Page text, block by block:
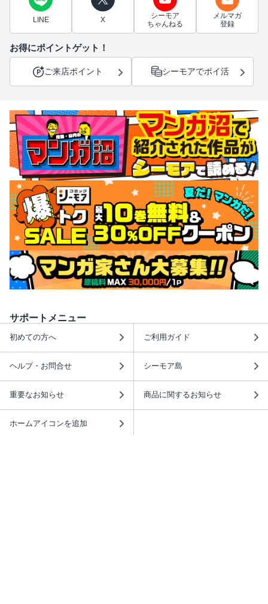
LINE X
シーモア
ちゃんねる
メルマガ
登録
お得にポイントゲット！
ご来店ポイント シーモアでポイ活
サポートメニュー
初めての方へ ご利用ガイド
ヘルプ・お問合せ シーモア島
重要なお知らせ 商品に関するお知らせ
ホームアイコンを追加